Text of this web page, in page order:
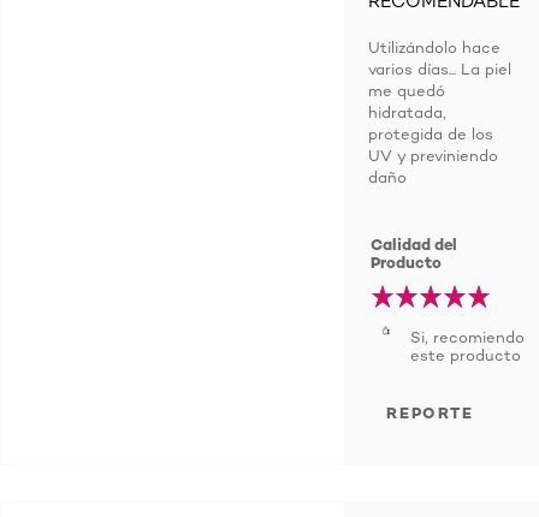
Utilizándolo hace
varios días... La piel
me quedó
hidratada,
protegida de los
UV y previniendo
daño
Calidad del
Producto
Si, recomiendo
este producto
REPORTE